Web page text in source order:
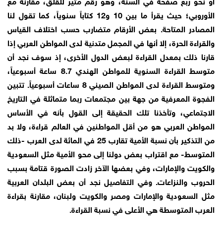
الأوروبي؛ حيث يقرأ ما بين 10 و12 كتاباً سنوياً، كما تقول لنا
المصادر المتاحة. بعض الأرقام متضارب حسب اختلاف القياس
والقراءة الحرة، إلا أنها في المجمل متدنية لدى المواطن العربي إذا
قارنا ذلك بمعدل القراءة لبعض الدول الأخرى، إذ سوف نجد أن
متوسط القراءة السنوية للمواطن الهندي 8.7 ساعة أسبوعياً،
ومتوسط القراءة لدى المواطن الصيني 8 ساعات أسبوعياً. تتبين
الفجوة المعرفية من جهة بين مجتمعات ربما متماثلة في التاريخ
الاجتماعي، وتأخذنا تلك الحقيقة إلى القول بأنه في الأساس
المواطن العربي هو من أقل المواطنين في العالم قراءة، ولا بد
من التذكير بأن نسبة الأمية تقارب 25 في المائة لدى العرب -ذلك
المتوسط- مع اقتراب بعض دولنا إلى محو الأمية مثل السعودية
والكويت والإمارات، وفي بعضها الآخر زادت الصورة قتامة بسبب
الحروب والنزاعات. وفي التفاصيل نجد أن بعض البلدان العربية
مثل السعودية والإمارات ومصر والكويت ولبنان، مقارنة بقراءة
العرب المتوسطة هي الأعلى في نسبة القراءة.